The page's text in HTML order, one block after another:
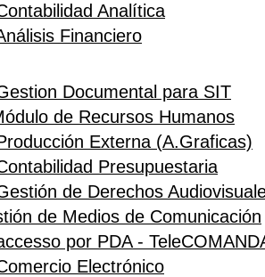
Analítica
Financiero
Documental para SIT
de Recursos Humanos
Externa (A.Graficas)
Presupuestaria
de Derechos
de Medios de Comunicación
por PDA -
Electrónico